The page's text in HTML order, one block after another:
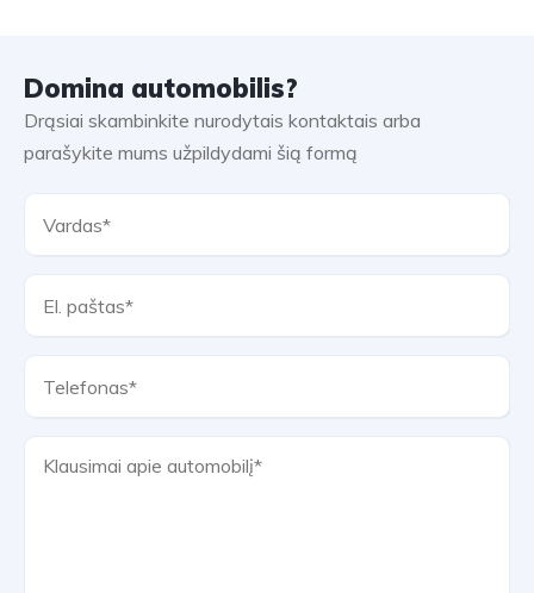
Domina automobilis?
Drąsiai skambinkite nurodytais kontaktais arba
parašykite mums užpildydami šią formą